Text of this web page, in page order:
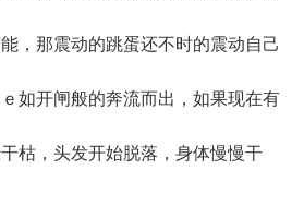
，那震动的跳蛋还不时的震动自己
如开闸般的奔流而出，如果现在有
枯，头发开始脱落，身体慢慢干